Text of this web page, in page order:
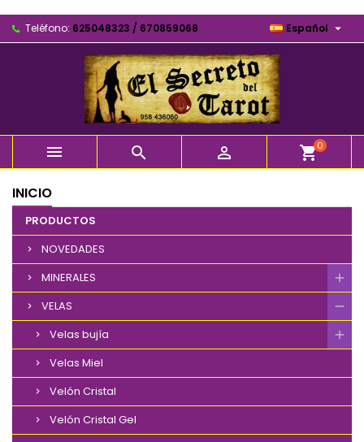
Teléfono: 625048323 / 670859068 Español 
   shopping_cart0
INICIO
PRODUCTOS
NOVEDADES
MINERALES
VELAS
Velas bujía
Velas Miel
Velón Cristal
Velón Cristal Gel